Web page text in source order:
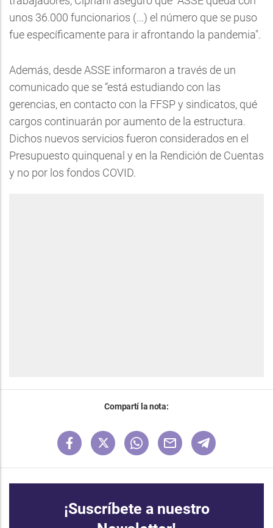
unos 36.000 funcionarios (...) el número que se puso
fue específicamente para ir afrontando la pandemia".
Además, desde ASSE informaron a través de un
comunicado que se “está estudiando con las
gerencias, en contacto con la FFSP y sindicatos, qué
cargos continuarán por aumento de la estructura.
Dichos nuevos servicios fueron considerados en el
Presupuesto quinquenal y en la Rendición de Cuentas
y no por los fondos COVID.
Compartí la nota:
¡Suscríbete a nuestro